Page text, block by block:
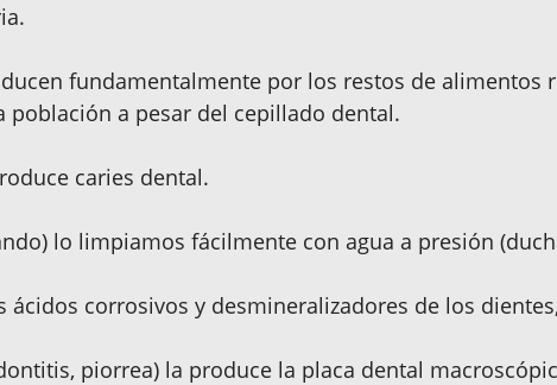
fundamentalmente por los restos de alimentos
población a pesar del cepillado dental.
caries dental.
lo limpiamos fácilmente con agua a presión
ácidos corrosivos y desmineralizadores de los
piorrea) la produce la placa dental